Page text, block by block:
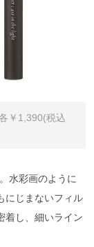
￥1,390(税込
水彩画のように
にじまないフィル
着し、細いライン